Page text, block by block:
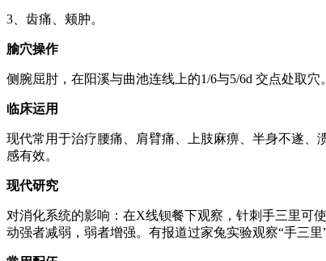
3、齿痛、颊肿。
腧穴操作
侧腕屈肘，在阳溪与曲池连线上的1/6与5/6d 交点处取穴
临床运用
现代常用于治疗腰痛、肩臂痛、上肢麻痹、半身不遂
感有效。
现代研究
对消化系统的影响：在X线钡餐下观察，针刺手三里可
动强者减弱，弱者增强。有报道过家兔实验观察“手三